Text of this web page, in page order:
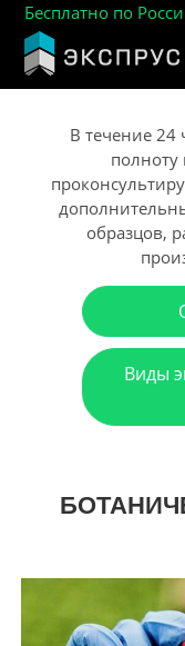
Бесплатно по
В течение
образцов,
Виды